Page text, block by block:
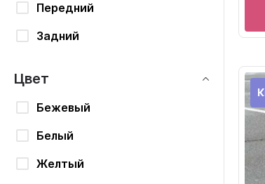
Передний
Задний
Цвет
Бежевый
Белый
Желтый